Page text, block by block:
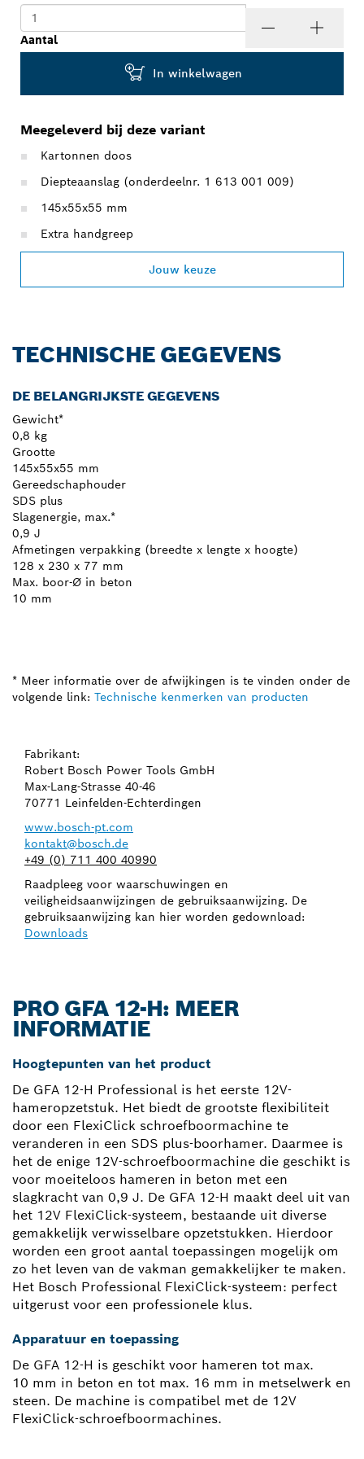
Aantal
In winkelwagen
Meegeleverd bij deze variant
Kartonnen doos
Diepteaanslag (onderdeelnr. 1 613 001 009)
145x55x55 mm
Extra handgreep
Jouw keuze
TECHNISCHE GEGEVENS
DE BELANGRIJKSTE GEGEVENS
Gewicht*
0,8 kg
Grootte
145x55x55 mm
Gereedschaphouder
SDS plus
Slagenergie, max.*
0,9 J
Afmetingen verpakking (breedte x lengte x hoogte)
128 x 230 x 77 mm
Max. boor-Ø in beton
10 mm
* Meer informatie over de afwijkingen is te vinden onder de
volgende link: Technische kenmerken van producten
Fabrikant:
Robert Bosch Power Tools GmbH
Max-Lang-Strasse 40-46
70771 Leinfelden-Echterdingen
www.bosch-pt.com
kontakt@bosch.de
+49 (0) 711 400 40990
Raadpleeg voor waarschuwingen en
veiligheidsaanwijzingen de gebruiksaanwijzing. De
gebruiksaanwijzing kan hier worden gedownload:
Downloads
PRO GFA 12-H: MEER
INFORMATIE
Hoogtepunten van het product
De GFA 12-H Professional is het eerste 12V-
hameropzetstuk. Het biedt de grootste flexibiliteit
door een FlexiClick schroefboormachine te
veranderen in een SDS plus-boorhamer. Daarmee is
het de enige 12V-schroefboormachine die geschikt is
voor moeiteloos hameren in beton met een
slagkracht van 0,9 J. De GFA 12-H maakt deel uit van
het 12V FlexiClick-systeem, bestaande uit diverse
gemakkelijk verwisselbare opzetstukken. Hierdoor
worden een groot aantal toepassingen mogelijk om
zo het leven van de vakman gemakkelijker te maken.
Het Bosch Professional FlexiClick-systeem: perfect
uitgerust voor een professionele klus.
Apparatuur en toepassing
De GFA 12-H is geschikt voor hameren tot max.
10 mm in beton en tot max. 16 mm in metselwerk en
steen. De machine is compatibel met de 12V
FlexiClick-schroefboormachines.